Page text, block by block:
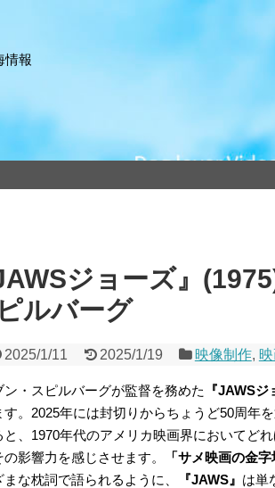
情報
ジョーズ』
ルバーグ
2025/1/11 2025/1/19 映像制作,
・スピルバーグが監督を務めた 『JAWS
。2025年には封切りからちょうど50周年を
、1970年代のアメリカ映画界においてど
影響力を感じさせます。
「サメ映画の金
な枕詞で語られるように、 『JAWS』 は単